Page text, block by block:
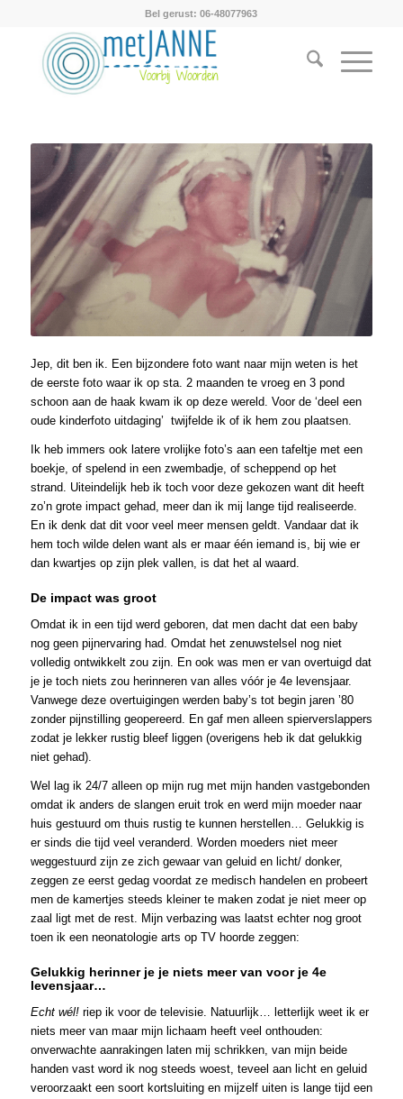
Bel gerust: 06-48077963
Jep, dit ben ik. Een bijzondere foto want naar mijn weten is het
de eerste foto waar ik op sta. 2 maanden te vroeg en 3 pond
schoon aan de haak kwam ik op deze wereld. Voor de ‘deel een
oude kinderfoto uitdaging’ twijfelde ik of ik hem zou plaatsen.
Ik heb immers ook latere vrolijke foto’s aan een tafeltje met een
boekje, of spelend in een zwembadje, of scheppend op het
strand. Uiteindelijk heb ik toch voor deze gekozen want dit heeft
zo’n grote impact gehad, meer dan ik mij lange tijd realiseerde.
En ik denk dat dit voor veel meer mensen geldt. Vandaar dat ik
hem toch wilde delen want als er maar één iemand is, bij wie er
dan kwartjes op zijn plek vallen, is dat het al waard.
De impact was groot
Omdat ik in een tijd werd geboren, dat men dacht dat een baby
nog geen pijnervaring had. Omdat het zenuwstelsel nog niet
volledig ontwikkelt zou zijn. En ook was men er van overtuigd dat
je je toch niets zou herinneren van alles vóór je 4e levensjaar.
Vanwege deze overtuigingen werden baby’s tot begin jaren ’80
zonder pijnstilling geopereerd. En gaf men alleen spierverslappers
zodat je lekker rustig bleef liggen (overigens heb ik dat gelukkig
niet gehad).
Wel lag ik 24/7 alleen op mijn rug met mijn handen vastgebonden
omdat ik anders de slangen eruit trok en werd mijn moeder naar
huis gestuurd om thuis rustig te kunnen herstellen… Gelukkig is
er sinds die tijd veel veranderd. Worden moeders niet meer
weggestuurd zijn ze zich gewaar van geluid en licht/ donker,
zeggen ze eerst gedag voordat ze medisch handelen en probeert
men de kamertjes steeds kleiner te maken zodat je niet meer op
zaal ligt met de rest. Mijn verbazing was laatst echter nog groot
toen ik een neonatologie arts op TV hoorde zeggen:
Gelukkig herinner je je niets meer van voor je 4e
levensjaar…
Echt wél!riep ik voor de televisie. Natuurlijk… letterlijk weet ik er
niets meer van maar mijn lichaam heeft veel onthouden:
onverwachte aanrakingen laten mij schrikken, van mijn beide
handen vast word ik nog steeds woest, teveel aan licht en geluid
veroorzaakt een soort kortsluiting en mijzelf uiten is lange tijd een